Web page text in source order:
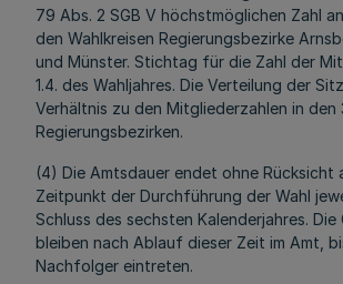
79 Abs. 2 SGB V höchstmöglichen Zahl
den Wahlkreisen Regierungsbezirke
und Münster. Stichtag für die Zahl der
1.4. des Wahljahres. Die Verteilung der
Verhältnis zu den Mitgliederzahlen in den
Regierungsbezirken.
(4) Die Amtsdauer endet ohne Rücksicht
Zeitpunkt der Durchführung der Wahl
Schluss des sechsten Kalenderjahres. Die
bleiben nach Ablauf dieser Zeit im Amt,
Nachfolger eintreten.